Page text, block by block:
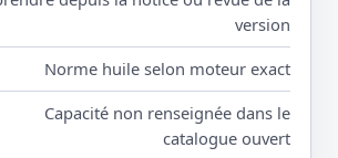
version
Norme huile selon moteur exact
Capacité non renseignée dans le
catalogue ouvert